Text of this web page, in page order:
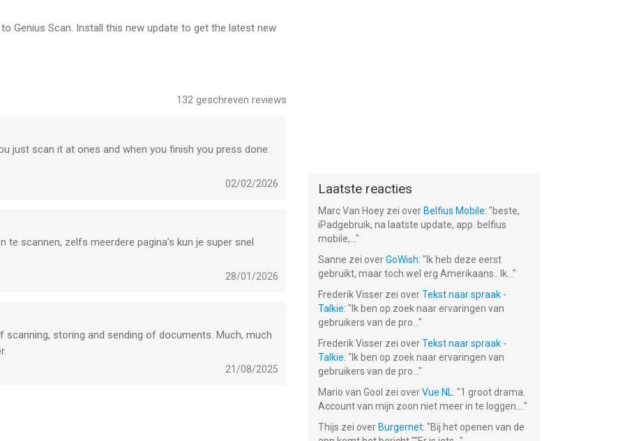
met Genius Cloud (apart abonnement)
Drive, OneDrive, OneNote, FTP, SugarSync, WebDAV.
NextCloud, ownCloud, Synology of Yandex.
een premium abonnement.
Genius Scan. Install this new update to get the latest new
132 geschreven reviews
just scan it at ones and when you finish you press done.
02/02/2026
scannen, zelfs meerdere pagina’s kun je super snel
28/01/2026
storing and sending of documents. Much, much
21/08/2025
Laatste reacties
Marc Van Hoey zei over Belfius Mobile: "beste,
iPadgebruik, na laatste update, app. belfius
mobile,... "
Sanne zei overGoWish: " Ik heb deze eerst
gebruikt, maar toch wel erg Amerikaans.. Ik... "
Frederik Visser zei overTekst naar spraak -
Talkie: " Ik ben op zoek naar ervaringen van
gebruikers van de pro... "
Frederik Visser zei overTekst naar spraak -
Talkie: " Ik ben op zoek naar ervaringen van
gebruikers van de pro... "
Mario van Gool zei overVue NL: "1 groot drama.
Account van mijn zoon niet meer in te loggen.... "
Thijs zei over Burgernet: "Bij het openen van de